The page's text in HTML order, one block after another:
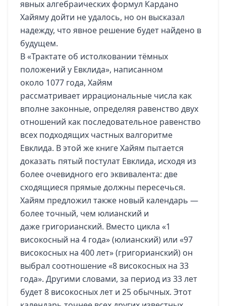
явных алгебраических формул Кардано
Хайяму дойти не удалось, но он высказал
надежду, что явное решение будет найдено в
будущем.
В «Трактате об истолковании тёмных
положений у Евклида», написанном
около 1077 года, Хайям
рассматривает иррациональные числа как
вполне законные, определяя равенство двух
отношений как последовательное равенство
всех подходящих частных валгоритме
Евклида. В этой же книге Хайям пытается
доказать пятый постулат Евклида, исходя из
более очевидного его эквивалента: две
сходящиеся прямые должны пересечься.
Хайям предложил также новый календарь —
более точный, чем юлианский и
даже григорианский. Вместо цикла «1
високосный на 4 года» (юлианский) или «97
високосных на 400 лет» (григорианский) он
выбрал соотношение «8 високосных на 33
года». Другими словами, за период из 33 лет
будет 8 високосных лет и 25 обычных. Этот